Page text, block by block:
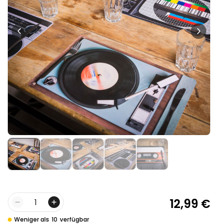
Personalisierbar
Personalisierbares Aperol
Spritz Glas mit Name
über 19.400
mal gekauft
16,99 €
Personalisierbar
Personalisierbare Schürze
Pizzeria mit Gesicht
über 1.900
mal gekauft
29,99 €
Personalisierbar
Personalisierbare
Champagnerschale mit Text
24,99 €
Menge
Weniger als 10 verfügbar
12,99 €